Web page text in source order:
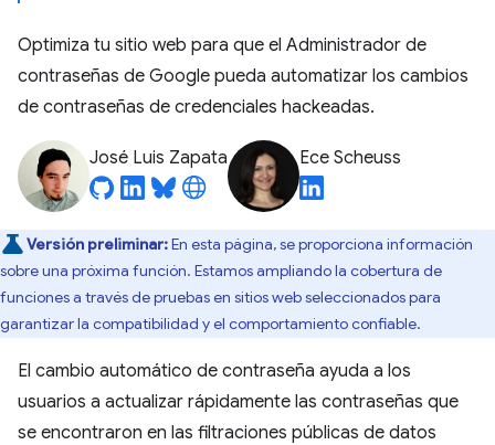
Optimiza tu sitio web para que el Administrador de
contraseñas de Google pueda automatizar los cambios
de contraseñas de credenciales hackeadas.
José Luis Zapata Ece Scheuss
Versión preliminar:En esta página, se proporciona información
sobre una próxima función. Estamos ampliando la cobertura de
funciones a través de pruebas en sitios web seleccionados para
garantizar la compatibilidad y el comportamiento confiable.
El cambio automático de contraseña ayuda a los
usuarios a actualizar rápidamente las contraseñas que
se encontraron en las filtraciones públicas de datos